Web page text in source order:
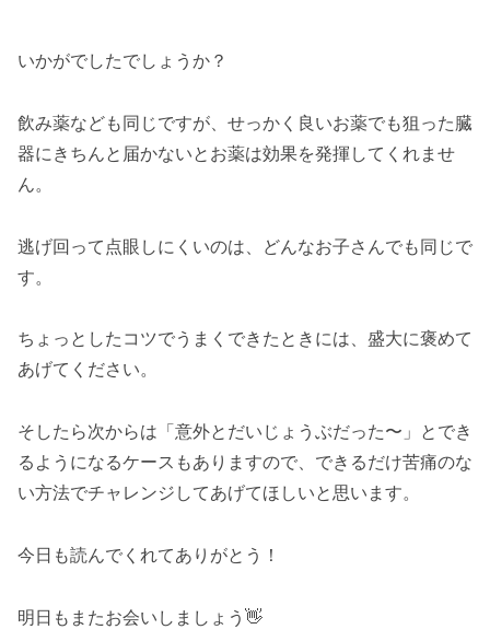
いかがでしたでしょうか？
飲み薬なども同じですが、せっかく良いお薬でも狙った臓
器にきちんと届かないとお薬は効果を発揮してくれませ
ん。
逃げ回って点眼しにくいのは、どんなお子さんでも同じで
す。
ちょっとしたコツでうまくできたときには、盛大に褒めて
あげてください。
そしたら次からは「意外とだいじょうぶだった〜」とでき
るようになるケースもありますので、できるだけ苦痛のな
い方法でチャレンジしてあげてほしいと思います。
今日も読んでくれてありがとう！
明日もまたお会いしましょう👋